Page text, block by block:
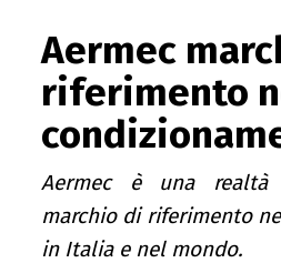
Aermec
riferimento
Aermec è una
marchio di riferimento
in Italia e nel mondo.